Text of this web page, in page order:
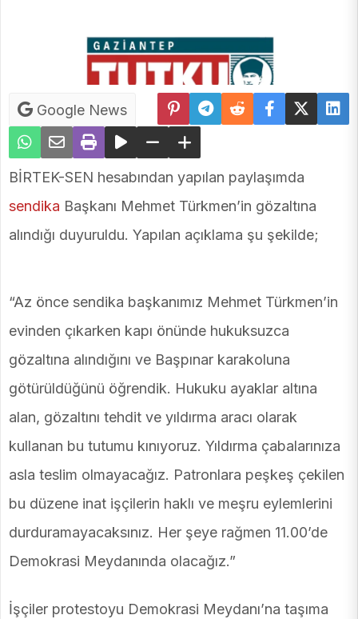
Google News
BİRTEK-SEN hesabından yapılan paylaşımda
sendika Başkanı Mehmet Türkmen’in gözaltına
alındığı duyuruldu. Yapılan açıklama şu şekilde;
“Az önce sendika başkanımız Mehmet Türkmen’in
evinden çıkarken kapı önünde hukuksuzca
gözaltına alındığını ve Başpınar karakoluna
götürüldüğünü öğrendik. Hukuku ayaklar altına
alan, gözaltını tehdit ve yıldırma aracı olarak
kullanan bu tutumu kınıyoruz. Yıldırma çabalarınıza
asla teslim olmayacağız. Patronlara peşkeş çekilen
bu düzene inat işçilerin haklı ve meşru eylemlerini
durduramayacaksınız. Her şeye rağmen 11.00’de
Demokrasi Meydanında olacağız.”
İşçiler protestoyu Demokrasi Meydanı’na taşıma